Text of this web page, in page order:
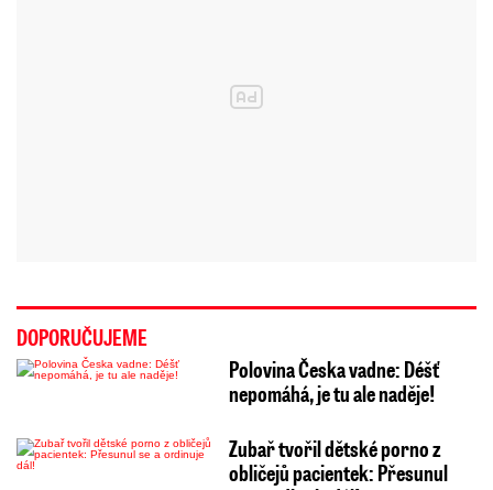
DOPORUČUJEME
Polovina Česka vadne: Déšť
nepomáhá, je tu ale naděje!
Zubař tvořil dětské porno z
obličejů pacientek: Přesunul